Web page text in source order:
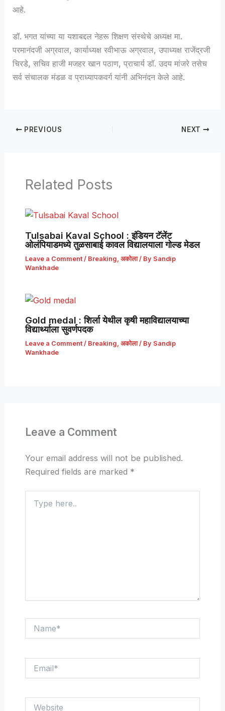
आहे.
डॉ. भगत यांच्या या यशाबद्दल नेहरू शिक्षण संस्थेचे अध्यक्ष मा.
परमानंदजी अग्रवाल, कार्याध्यक्ष रवीभाऊ अग्रवाल, उपाध्यक्ष राजेंद्रजी
चिरडे, सचिव हाजी मजहर खान पठाण, प्राचार्य डॉ. उदय मांजरे तसेच
सर्व संचालक मंडळ व प्राध्यापकवर्ग यांनी अभिनंदन केले आहे.
PREVIOUS NEXT
Related Posts
Tulsabai Kaval School : इंडियन टॅलेंट
ओलंपियाडमध्ये तुळसाबाई कावल विद्यालयाला गोल्ड मेडल
Leave a Comment / Breaking अकोला/ By Sandip
Wankhade
Gold medal : शिर्ला येथील कृषी महाविद्यालयाच्या
विद्यार्थ्याला सुवर्णपदक
Leave a Comment / Breaking, अकोला/ By Sandip
Wankhade
Leave a Comment
Your email address will not be published.
Required fields are marked *
here..